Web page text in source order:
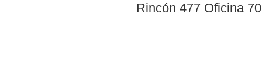
Rincón 477 Oficina